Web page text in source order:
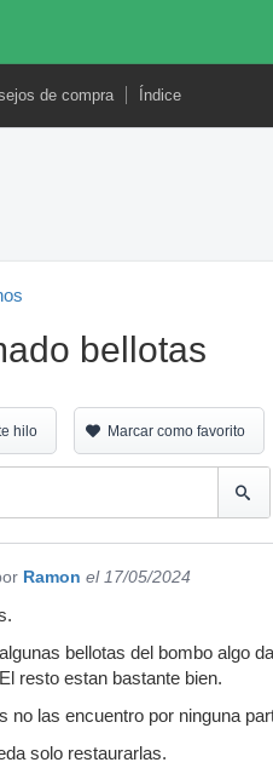
de compra Índice
bellotas
hilo Marcar como favorito
Ramon el 17/05/2024
bellotas del bombo algo
resto estan bastante bien.
no las encuentro por ninguna
solo restaurarlas.